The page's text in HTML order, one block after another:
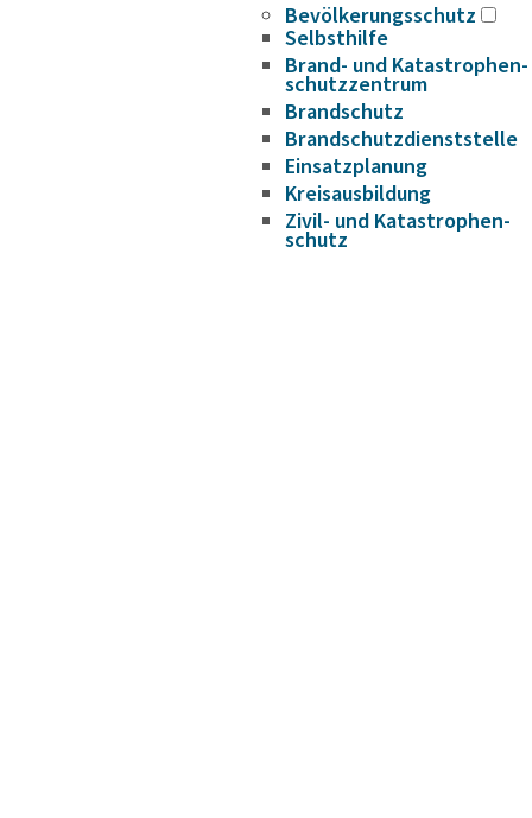
Bevöl­ke­rungs­schutz
Selbst­hilfe
Brand- und Kata­s­tro­­phen­­
schutz­­zen­trum
Brand­schutz
Brand­schutz­dienst­stelle
Einsatz­pla­nung
Kreis­aus­­bil­­dung
Zivil- und Kata­s­tro­­phen­­
schutz